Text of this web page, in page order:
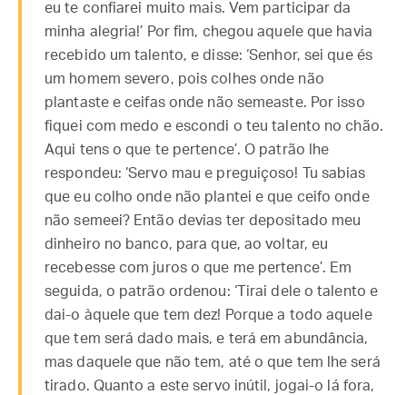
eu te confiarei muito mais. Vem participar da
minha alegria!’ Por fim, chegou aquele que havia
recebido um talento, e disse: ‘Senhor, sei que és
um homem severo, pois colhes onde não
plantaste e ceifas onde não semeaste. Por isso
fiquei com medo e escondi o teu talento no chão.
Aqui tens o que te pertence’. O patrão lhe
respondeu: ‘Servo mau e preguiçoso! Tu sabias
que eu colho onde não plantei e que ceifo onde
não semeei? Então devias ter depositado meu
dinheiro no banco, para que, ao voltar, eu
recebesse com juros o que me pertence’. Em
seguida, o patrão ordenou: ‘Tirai dele o talento e
dai-o àquele que tem dez! Porque a todo aquele
que tem será dado mais, e terá em abundância,
mas daquele que não tem, até o que tem lhe será
tirado. Quanto a este servo inútil, jogai-o lá fora,